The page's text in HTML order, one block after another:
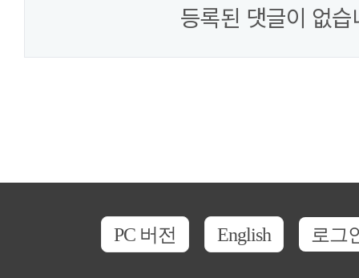
등록된 댓글이 없습
PC 버전 English 로그